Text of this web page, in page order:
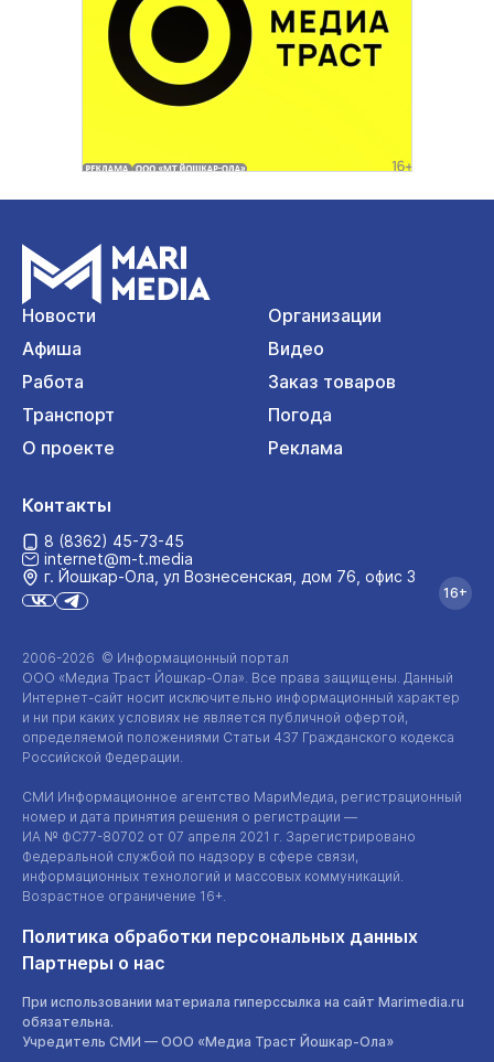
Новости
Организации
Афиша
Видео
Работа
Заказ товаров
Транспорт
Погода
О проекте
Реклама
2006-2026 © Информационный портал
ООО «Медиа Траст Йошкар-Ола» . Все права защищены. Данный
Интернет-сайт носит исключительно информационный характер
и ни при каких условиях не является публичной офертой,
определяемой положениями Статьи 437 Гражданского кодекса
Российской Федерации.
СМИ Информационное агентство МариМедиа, регистрационный
номер и дата принятия решения о регистрации —
ИА № ФС77-80702 от 07 апреля 2021 г. Зарегистрировано
Федеральной службой по надзору в сфере связи,
информационных технологий и массовых коммуникаций.
Возрастное ограничение 16+.
Политика обработки персональных данных
Партнеры о нас
При использовании материала гиперссылка на сайт Marimedia.ru
обязательна.
Учредитель СМИ — ООО «Медиа Траст Йошкар-Ола»
Контакты
8 (8362) 45-73-45
internet@m-t.media
г. Йошкар‑Ола, ул Вознесенская, дом 76, офис 3
16+